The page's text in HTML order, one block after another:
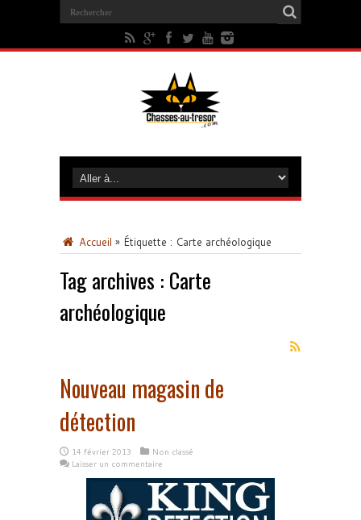
Accueil » Étiquette : Carte archéologique
Tag archives : Carte
archéologique
Nouveau magasin de
détection
14 février 2013
Non classé
Laisser un commentaire